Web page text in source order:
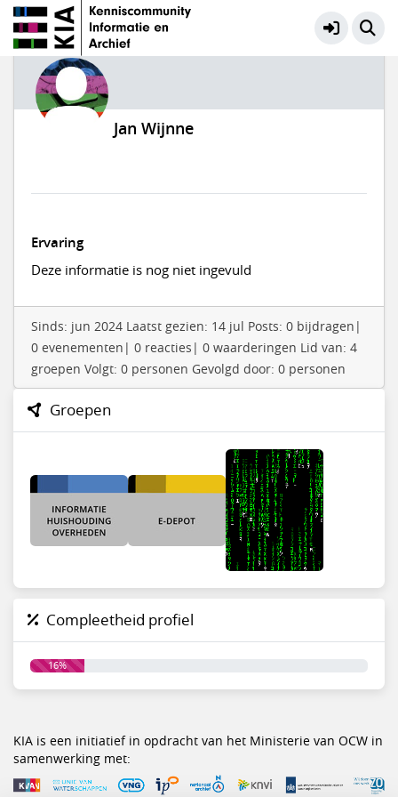
Jan Wijnne
Ervaring
Deze informatie is nog niet ingevuld
Sinds: jun 2024 Laatst gezien: 14 jul Posts: 0 bijdragen|
0 evenementen| 0 reacties| 0 waarderingen Lid van: 4
groepen Volgt: 0 personen Gevolgd door: 0 personen
Groepen
Compleetheid profiel
16%
KIA is een initiatief in opdracht van het Ministerie van OCW in
samenwerking met: